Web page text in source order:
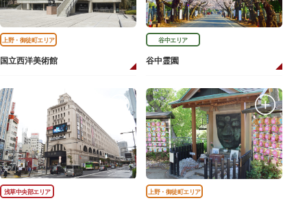
上野・御徒町エリア
国立西洋美術館
谷中エリア
谷中霊園
浅草中央部エリア 上野・御徒町エリア